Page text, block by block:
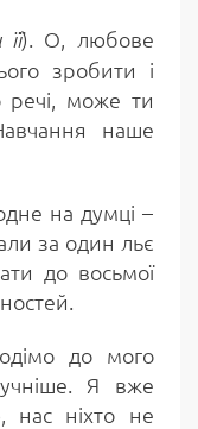
). О, любове
зробити і
речі, може ти
наше
на думці –
за один льє
до восьмої
до мого
Я вже
нас ніхто не